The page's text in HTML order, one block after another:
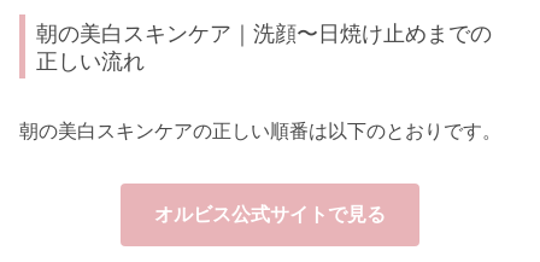
朝の美白スキンケア｜洗顔〜日焼け止めまでの
正しい流れ
朝の美白スキンケアの正しい順番は以下のとおりです。
オルビス公式サイトで見る